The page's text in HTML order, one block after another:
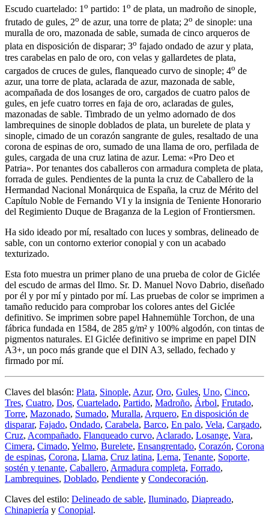
Escudo cuartelado: 1 o partido: 1 o de plata, un madroño de sinople,
frutado de gules, 2o de azur, una torre de plata; 2o de sinople: una
muralla de oro, mazonada de sable, sumada de cinco arqueros de
plata en disposición de disparar; 3o fajado ondado de azur y plata,
tres carabelas en palo de oro, con velas y gallardetes de plata,
cargados de cruces de gules, flanqueado curvo de sinople; 4o de
azur, una torre de plata, aclarada de azur, mazonada de sable,
acompañada de dos losanges de oro, cargados de cuatro palos de
gules, en jefe cuatro torres en faja de oro, aclaradas de gules,
mazonadas de sable. Timbrado de un yelmo adornado de dos
lambrequines de sinople doblados de plata, un burelete de plata y
sinople, cimado de un corazón sangrante de gules, resaltado de una
corona de espinas de oro, sumado de una llama de oro, perfilada de
gules, cargada de una cruz latina de azur. Lema: «Pro Deo et
Patria». Por tenantes dos caballeros con armadura completa de plata,
forrada de gules. Pendientes de la punta la cruz de Caballero de la
Hermandad Nacional Monárquica de España, la cruz de Mérito del
Capítulo Noble de Fernando VI y la insignia de Teniente Honorario
del Regimiento Duque de Braganza de la Legion of Frontiersmen.
Ha sido ideado por mí, resaltado con luces y sombras, delineado de
sable, con un contorno exterior conopial y con un acabado
texturizado.
Esta foto muestra un primer plano de una prueba de color de Giclée
del escudo de armas del Ilmo. Sr. D. Manuel Novo Dabrio, diseñado
por él y por mí y pintado por mí. Las pruebas de color se imprimen a
tamaño reducido para comprobar los colores antes del Giclée
definitivo. Se imprimen sobre papel Hahnemühle Torchon, de una
fábrica fundada en 1584, de 285 g/m² y 100% algodón, con tintas de
pigmentos naturales. El Giclée definitivo se imprime en papel DIN
A3+, un poco más grande que el DIN A3, sellado, fechado y
firmado por mí.
Claves del blasón: Plata, Sinople, Azur, Oro, Gules, Uno, Cinco,
Tres, Cuatro, Dos, Cuartelado, Partido, Madroño, Árbol, Frutado,
Torre, Mazonado, Sumado, Muralla, Arquero, En disposición de
disparar, Fajado, Ondado, Carabela, Barco, En palo, Vela, Cargado,
Cruz, Acompañado, Flanqueado curvo, Aclarado, Losange, Vara,
Cimera, Cimado, Yelmo, Burelete, Ensangrentado, Corazón, Corona
de espinas, Corona, Llama, Cruz latina, Lema, Tenante, Soporte,
sostén y tenante, Caballero, Armadura completa, Forrado,
Lambrequines, Doblado, Pendiente y Condecoración.
Claves del estilo: Delineado de sable, Iluminado, Diapreado,
Chinapiería y Conopial.